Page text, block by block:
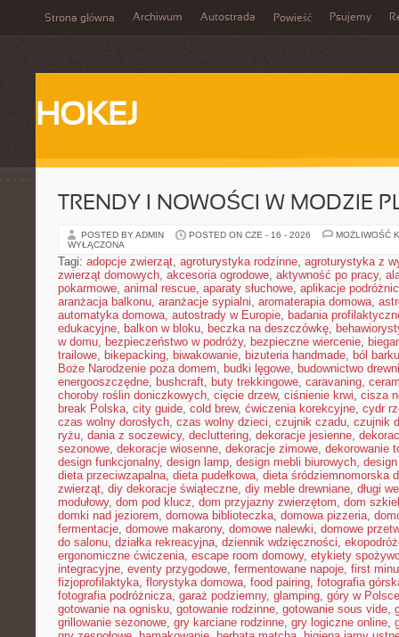
Strona główna Archiwum Autostrada Powieść Psujemy
HOKEJ
TRENDY I NOWOŚCI W MODZIE
POSTED BY ADMIN POSTED ON CZE - 16 - 2026
MOŻLIWOŚĆ
WYŁĄCZONA
Tagi: adopcje zwierząt, agroturystyka rodzinne, agroturystyka z
zwierząt domowych, akcesoria ogrodowe, aktywność po pracy,
pokarmowe, animal rescue, aparaty słuchowe, aplikacje
aranżacja balkonu, aranżacje sypialni, aromaterapia domowa,
automatyka domowa, autostrady w Europie, badania
edukacyjne, balkon w bloku, beczka na deszczówkę,
w domu, bezpieczeństwo w podróży, bezpieczne wiercenie,
trailowe, bikepacking, biwakowanie, bizuteria handmade, ból barku
Boże Narodzenie poza domem, budki lęgowe, budownictwo
energooszczędne, bushcraft, buty trekkingowe, caravaning,
choroby roślin doniczkowych, cięcie drzew, ciśnienie krwi, cisza
break Polska, city guide, cold brew, ćwiczenia korekcyjne, cydr
czas wolny dorosłych, czas wolny dzieci, czujnik czadu, czujnik
ryżu, dania z soczewicy, decluttering, dekoracje jesienne,
sezonowe, dekoracje wiosenne, dekoracje zimowe, dekorowanie
design funkcjonalny, design lamp, design mebli biurowych,
dieta przeciwzapalna, dieta pudełkowa, dieta śródziemnomorska
zwierząt, diy dekoracje świąteczne, diy meble drewniane, długi
modułowy, dom pod klucz, dom przyjazny zwierzętom, dom
domki nad jeziorem, domowa biblioteczka, domowa pizzeria,
fermentacje, domowe makarony, domowe nalewki, domowe
do salonu, działka rekreacyjna, dziennik wdzięczności,
ergonomiczne ćwiczenia, escape room domowy, etykiety
integracyjne, eventy przygodowe, fermentowane napoje, first
fizjoprofilaktyka, florystyka domowa, food pairing, fotografia
fotografia podróżnicza, garaż podziemny, glamping, góry w Polsce
gotowanie na ognisku, gotowanie rodzinne, gotowanie sous vide,
grillowanie sezonowe, gry karciane rodzinne, gry logiczne online,